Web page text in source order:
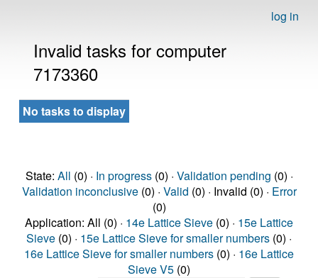
log in
Invalid tasks for computer
7173360
No tasks to display
State: All (0) · In progress(0) · Validation pending (0) ·
Validation inconclusive(0) · Valid (0) · Invalid (0) · Error
(0)
Application: All (0) · 14e Lattice Sieve (0) · 15e Lattice
Sieve (0) · 15e Lattice Sieve for smaller numbers (0) ·
16e Lattice Sieve for smaller numbers (0) · 16e Lattice
Sieve V5 (0)